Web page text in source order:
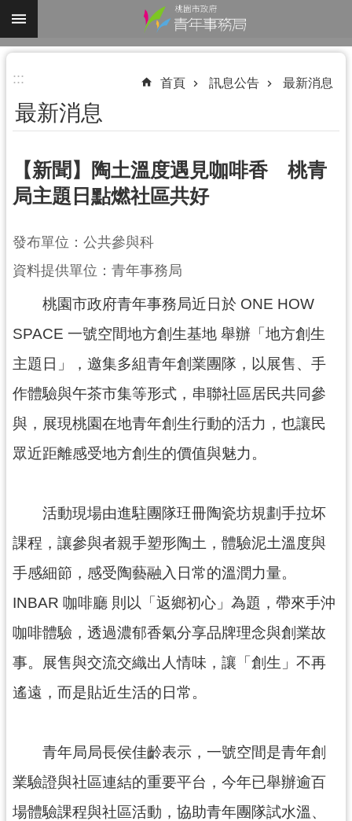
跳到主要內容區塊
進
搜
尋
認
我
們
資
息
公
青
資
地
介
連
結
::: 首頁 訊息公告 最新消息
最新消息
【新聞】陶土溫度遇見咖啡香 桃青
局主題日點燃社區共好
發布單位：公共參與科
資料提供單位：青年事務局
桃園市政府青年事務局近日於 ONE HOW
SPACE 一號空間地方創生基地 舉辦「地方創生
主題日」，邀集多組青年創業團隊，以展售、手
作體驗與午茶市集等形式，串聯社區居民共同參
與，展現桃園在地青年創生行動的活力，也讓民
眾近距離感受地方創生的價值與魅力。
活動現場由進駐團隊玨冊陶瓷坊規劃手拉坏
課程，讓參與者親手塑形陶土，體驗泥土溫度與
手感細節，感受陶藝融入日常的溫潤力量。
INBAR 咖啡廳 則以「返鄉初心」為題，帶來手沖
咖啡體驗，透過濃郁香氣分享品牌理念與創業故
事。展售與交流交織出人情味，讓「創生」不再
遙遠，而是貼近生活的日常。
青年局局長侯佳齡表示，一號空間是青年創
業驗證與社區連結的重要平台，今年已舉辦逾百
場體驗課程與社區活動，協助青年團隊試水溫、